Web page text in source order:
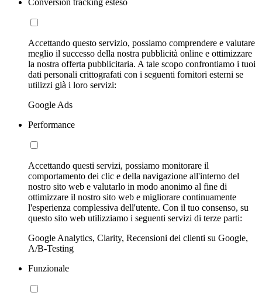
Conversion tracking esteso
Accettando questo servizio, possiamo comprendere e valutare
meglio il successo della nostra pubblicità online e ottimizzare
la nostra offerta pubblicitaria. A tale scopo confrontiamo i tuoi
dati personali crittografati con i seguenti fornitori esterni se
utilizzi già i loro servizi:
Google Ads
Performance
Accettando questi servizi, possiamo monitorare il
comportamento dei clic e della navigazione all'interno del
nostro sito web e valutarlo in modo anonimo al fine di
ottimizzare il nostro sito web e migliorare continuamente
l'esperienza complessiva dell'utente. Con il tuo consenso, su
questo sito web utilizziamo i seguenti servizi di terze parti:
Google Analytics, Clarity, Recensioni dei clienti su Google,
A/B-Testing
Funzionale